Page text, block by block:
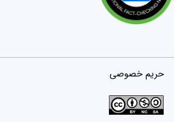
حریم خصوصی